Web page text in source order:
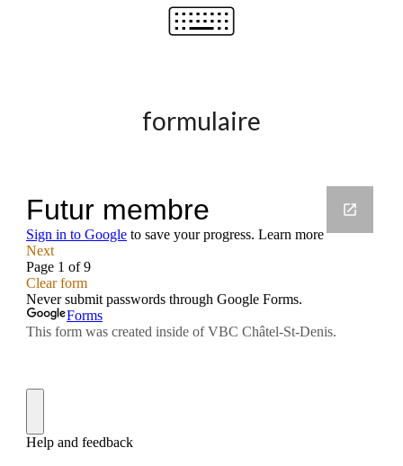
formulaire